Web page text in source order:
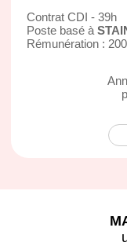
Contrat CDI - 39h
Poste basé à
Rémunération :